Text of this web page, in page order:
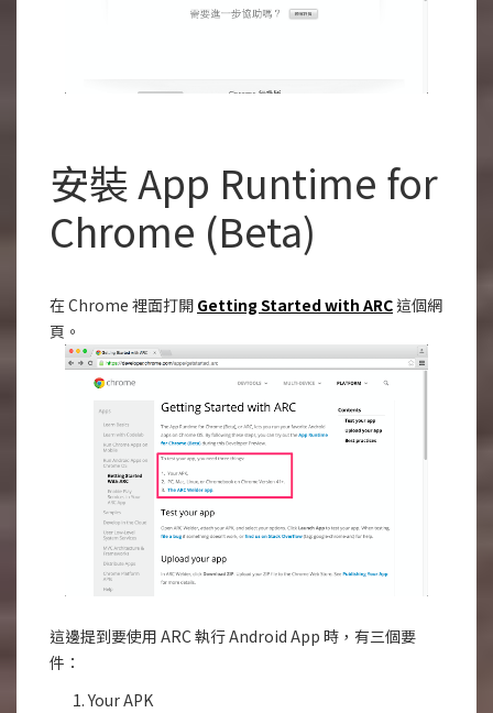
安裝 App Runtime for
Chrome (Beta)
在 Chrome 裡面打開 Getting Started with ARC這個網
頁。
這邊提到要使用 ARC 執行 Android App 時，有三個要
件：
Your APK